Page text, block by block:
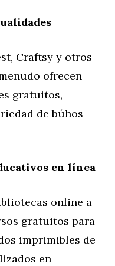
Craftsy y otros
ofrecen
gratuitos,
de búhos
en línea
online a
gratuitos para
imprimibles de
en